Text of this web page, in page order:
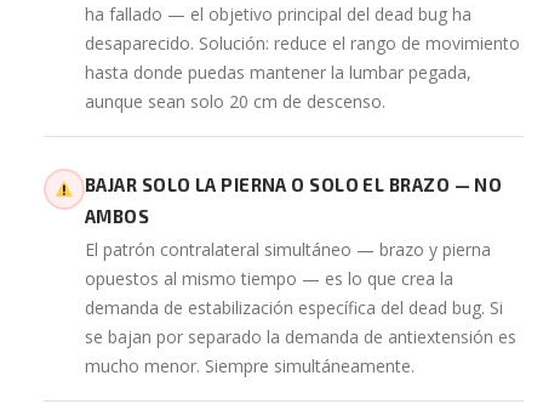
ha fallado — el objetivo principal del dead bug ha
desaparecido. Solución: reduce el rango de movimiento
hasta donde puedas mantener la lumbar pegada,
aunque sean solo 20 cm de descenso.
BAJAR SOLO LA PIERNA O SOLO EL BRAZO — NO
AMBOS
El patrón contralateral simultáneo — brazo y pierna
opuestos al mismo tiempo — es lo que crea la
demanda de estabilización específica del dead bug. Si
se bajan por separado la demanda de antiextensión es
mucho menor. Siempre simultáneamente.